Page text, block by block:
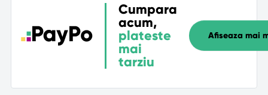
Cumpara
acum,
plateste
mai
tarziu
Afiseaza mai